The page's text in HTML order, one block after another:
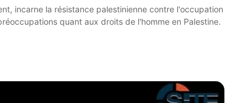
incarne la résistance palestinienne contre l'occupation
quant aux droits de l'homme en Palestine.